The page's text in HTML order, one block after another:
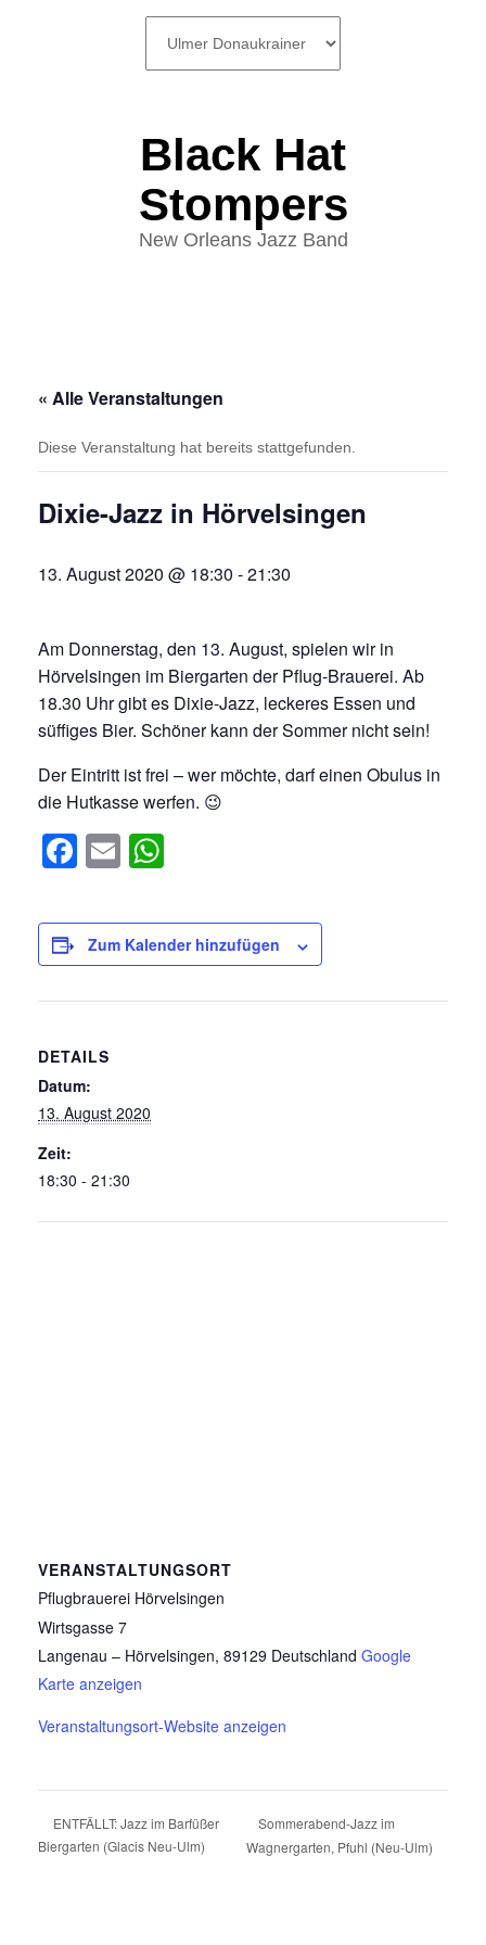
Black Hat
Stompers
New Orleans Jazz Band
« Alle Veranstaltungen
Diese Veranstaltung hat bereits stattgefunden.
Dixie-Jazz in Hörvelsingen
13. August 2020 @ 18:30 -21:30
Am Donnerstag, den 13. August, spielen wir in
Hörvelsingen im Biergarten der Pflug-Brauerei. Ab
18.30 Uhr gibt es Dixie-Jazz, leckeres Essen und
süffiges Bier. Schöner kann der Sommer nicht sein!
Der Eintritt ist frei – wer möchte, darf einen Obulus in
die Hutkasse werfen. 😉
Facebook
Email
Zum Kalender hinzufügen
DETAILS
Datum:
13. August 2020
Zeit:
18:30 - 21:30
VERANSTALTUNGSORT
Pflugbrauerei Hörvelsingen
Wirtsgasse 7
Langenau – Hörvelsingen, 89129 Deutschland Google
Karte anzeigen
Veranstaltungsort-Website anzeigen
ENTFÄLLT: Jazz im Barfüßer
Biergarten (Glacis Neu-Ulm)
Sommerabend-Jazz im
Wagnergarten, Pfuhl (Neu-Ulm)